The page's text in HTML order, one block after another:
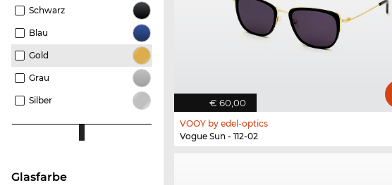
Schwarz
Blau
Gold
Grau
Silber
Glasfarbe
€ 60,00
VOOY by edel-optics
Vogue Sun - 112-02